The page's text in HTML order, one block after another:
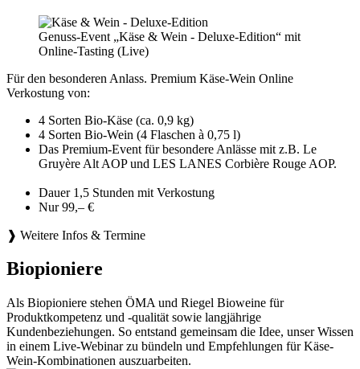
Genuss-Event „Käse & Wein - Deluxe-Edition“ mit
Online-Tasting (Live)
Für den besonderen Anlass. Premium Käse-Wein Online
Verkostung von:
4 Sorten Bio-Käse (ca. 0,9 kg)
4 Sorten Bio-Wein (4 Flaschen à 0,75 l)
Das Premium-Event für besondere Anlässe mit z.B. Le
Gruyère Alt AOP und LES LANES Corbière Rouge AOP.
Dauer 1,5 Stunden mit Verkostung
Nur 99,– €
❱ Weitere Infos & Termine
Biopioniere
Als Biopioniere stehen ÖMA und Riegel Bioweine für
Produktkompetenz und -qualität sowie langjährige
Kundenbeziehungen. So entstand gemeinsam die Idee, unser Wissen
in einem Live-Webinar zu bündeln und Empfehlungen für Käse-
Wein-Kombinationen auszuarbeiten.